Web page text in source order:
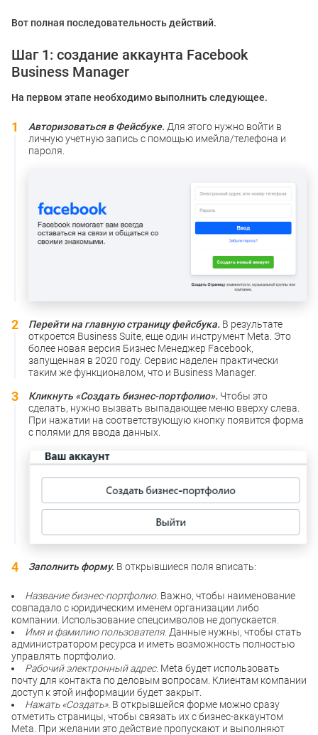
Вот полная последовательность действий.
Шаг 1: создание аккаунта Facebook
Business Manager
На первом этапе необходимо выполнить следующее.
Авторизоваться в Фейсбуке. Для этого нужно войти в
личную учетную запись с помощью имейла/телефона и
пароля.
Перейти на главную страницу фейсбука. В результате
откроется Business Suite, еще один инструмент Meta. Это
более новая версия Бизнес Менеджер Facebook,
запущенная в 2020 году. Сервис наделен практически
таким же функционалом, что и Business Manager.
Кликнуть «Создать бизнес-портфолио». Чтобы это
сделать, нужно вызвать выпадающее меню вверху слева.
При нажатии на соответствующую кнопку появится форма
с полями для ввода данных.
Заполнить форму. В открывшиеся поля вписать:
Название бизнес-портфолио. Важно, чтобы наименование
совпадало с юридическим именем организации либо
компании. Использование спецсимволов не допускается.
Имя и фамилию пользователя. Данные нужны, чтобы стать
администратором ресурса и иметь возможность полностью
управлять портфолио.
Рабочий электронный адрес. Meta будет использовать
почту для контакта по деловым вопросам. Клиентам компании
доступ к этой информации будет закрыт.
Нажать «Создать». В открывшейся форме можно сразу
отметить страницы, чтобы связать их с бизнес-аккаунтом
Meta. При желании это действие пропускают и выполняют